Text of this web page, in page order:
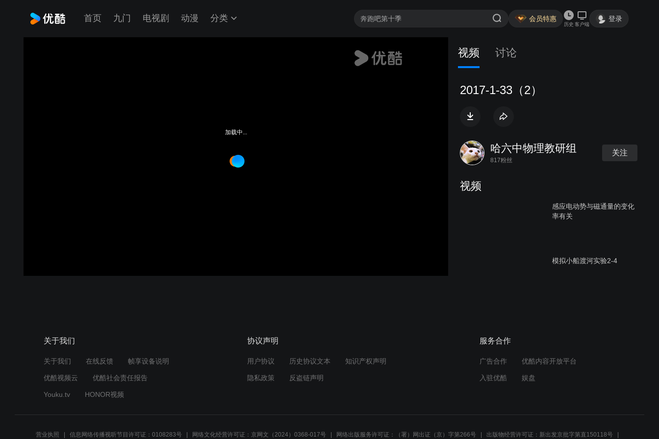
首页 九门 电视剧 动漫 分类 会员特惠
历史 客户端
登录
加载中...
视频 讨论
2017-1-33（2）
哈六中物理教研组
817粉丝
关注
视频
感应电动势与磁通量的变化
率有关
模拟小船渡河实验2-4
关于我们
关于我们 在线反馈 帧享设备说明
优酷视频云 优酷社会责任报告
Youku.tv HONOR视频
协议声明
用户协议 历史协议文本 知识产权声明
隐私政策 反盗链声明
服务合作
广告合作 优酷内容开放平台
入驻优酷 娱盘
营业执照 信息网络传播视听节目许可证：0108283号 网络文化经营许可证：京网文（2024）0368-017号 网络出版服务许可证：（署）网出证（京）字第266号 出版物经营许可证：新出发京批字第直150118号